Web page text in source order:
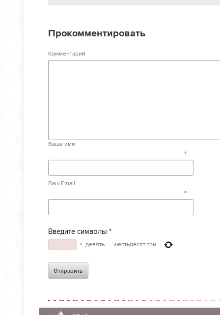
Прокомментировать
Комментарий
Ваше имя
*
Ваш Email
*
Введите символы *
× девять = шестьдесят три